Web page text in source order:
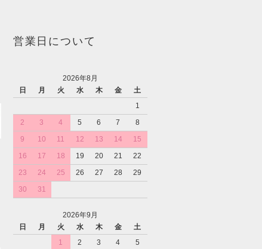
営業日について
2026年8月
日
月 火 水 木 金
土
1
2
3 4 5 6 7
8
9
10 11 12 13 14
15
16
17 18 19 20 21
22
23
24 25 26 27 28
29
30
31
2026年9月
日
月 火 水 木 金
土
1
2 3 4 5